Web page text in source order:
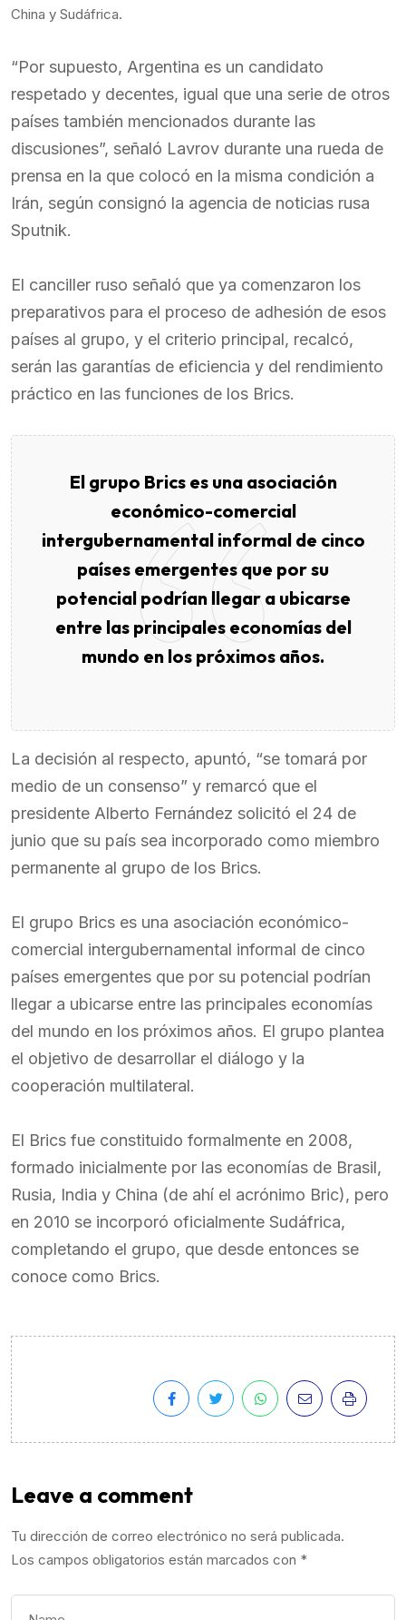
China y Sudáfrica.
“Por supuesto, Argentina es un candidato
respetado y decentes, igual que una serie de otros
países también mencionados durante las
discusiones”, señaló Lavrov durante una rueda de
prensa en la que colocó en la misma condición a
Irán, según consignó la agencia de noticias rusa
Sputnik.
El canciller ruso señaló que ya comenzaron los
preparativos para el proceso de adhesión de esos
países al grupo, y el criterio principal, recalcó,
serán las garantías de eficiencia y del rendimiento
práctico en las funciones de los Brics.
El grupo Brics es una asociación
económico-comercial
intergubernamental informal de cinco
países emergentes que por su
potencial podrían llegar a ubicarse
entre las principales economías del
mundo en los próximos años.
La decisión al respecto, apuntó, “se tomará por
medio de un consenso” y remarcó que el
presidente Alberto Fernández solicitó el 24 de
junio que su país sea incorporado como miembro
permanente al grupo de los Brics.
El grupo Brics es una asociación económico-
comercial intergubernamental informal de cinco
países emergentes que por su potencial podrían
llegar a ubicarse entre las principales economías
del mundo en los próximos años. El grupo plantea
el objetivo de desarrollar el diálogo y la
cooperación multilateral.
El Brics fue constituido formalmente en 2008,
formado inicialmente por las economías de Brasil,
Rusia, India y China (de ahí el acrónimo Bric), pero
en 2010 se incorporó oficialmente Sudáfrica,
completando el grupo, que desde entonces se
conoce como Brics.
Leave a comment
Tu dirección de correo electrónico no será publicada.
Los campos obligatorios están marcados con *